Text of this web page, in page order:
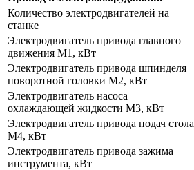
Количество электродвигателей на
станке
Электродвигатель привода главного
движения М1, кВт
Электродвигатель привода шпинделя
поворотной головки М2, кВт
Электродвигатель насоса
охлаждающей жидкости М3, кВт
Электродвигатель привода подач стола
М4, кВт
Электродвигатель привода зажима
инструмента, кВт